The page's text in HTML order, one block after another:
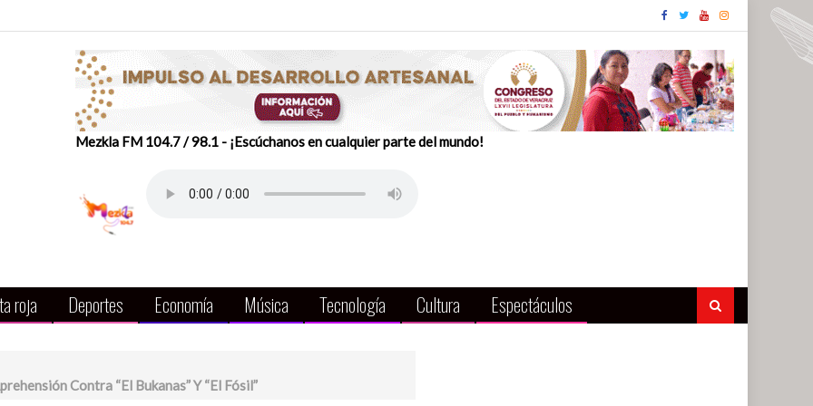
Mezkla FM 104.7 / 98.1 - ¡Escúchanos en cualquier parte del mundo!
roja Deportes Economía Música Tecnología Cultura Espectáculos
Contra “El Bukanas” Y “El Fósil”